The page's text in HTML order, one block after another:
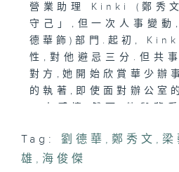
營業助理 Kinki (鄭秀
守己」,但一次人事變動
德華飾)部門.起初,
性,對他避忌三分.但共
對方,她開始欣賞華少辦
的執著,即使面對辦公室
Kinki 不敢釋放那股對
年青有為的 Roger
如何在二人間作抉擇?
Tag: 劉德華 , 鄭秀文 , 梁
雄 , 海俊傑